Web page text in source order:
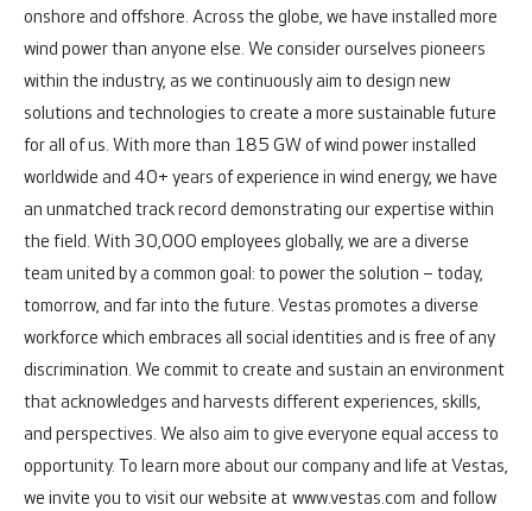
onshore and offshore. Across the globe, we have installed more
wind power than anyone else. We consider ourselves pioneers
within the industry, as we continuously aim to design new
solutions and technologies to create a more sustainable future
for all of us. With more than 185 GW of wind power installed
worldwide and 40+ years of experience in wind energy, we have
an unmatched track record demonstrating our expertise within
the field. With 30,000 employees globally, we are a diverse
team united by a common goal: to power the solution – today,
tomorrow, and far into the future. Vestas promotes a diverse
workforce which embraces all social identities and is free of any
discrimination. We commit to create and sustain an environment
that acknowledges and harvests different experiences, skills,
and perspectives. We also aim to give everyone equal access to
opportunity.
To learn more about our company and life at Vestas,
we invite you to visit our website at www.vestas.com and follow